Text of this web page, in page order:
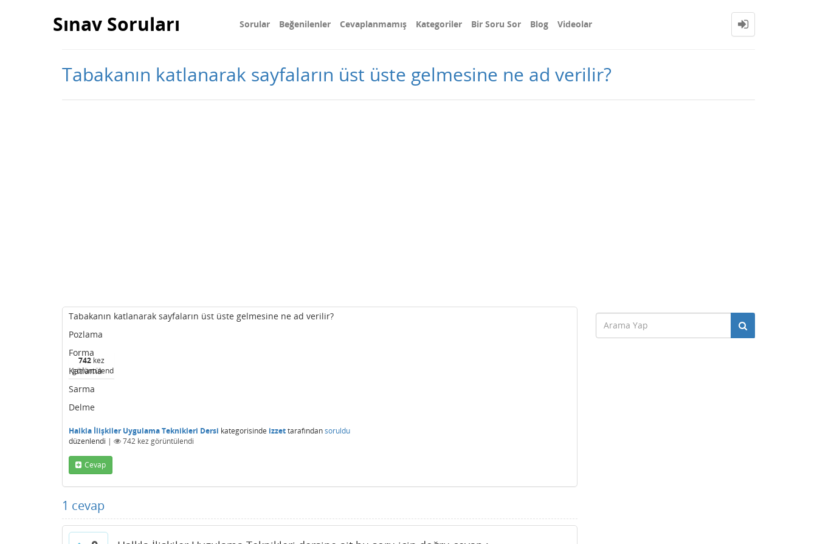
Sınav Soruları Sorular Beğenilenler Cevaplanmamış Kategoriler Bir Soru Sor Blog Videolar
Tabakanın katlanarak sayfaların üst üste gelmesine ne ad verilir?
742 kez
görüntülendi
Tabakanın katlanarak sayfaların üst üste gelmesine ne ad verilir?
Pozlama
Forma
Katlama
Sarma
Delme
Halkla İlişkiler Uygulama Teknikleri Dersi kategorisinde izzettarafındansoruldu
düzenlendi | 742 kez görüntülendi
Cevap
1 cevap